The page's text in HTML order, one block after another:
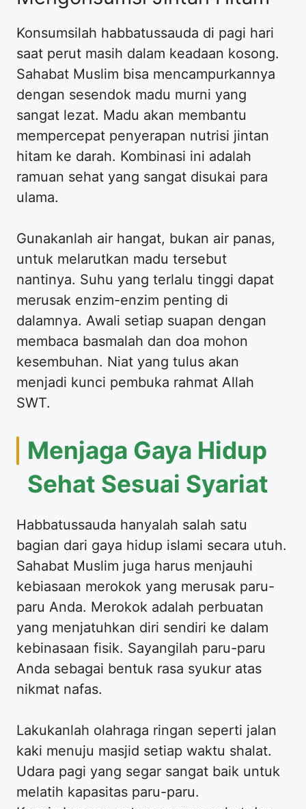
Konsumsilah habbatussauda di pagi hari
saat perut masih dalam keadaan kosong.
Sahabat Muslim bisa mencampurkannya
dengan sesendok madu murni yang
sangat lezat. Madu akan membantu
mempercepat penyerapan nutrisi jintan
hitam ke darah. Kombinasi ini adalah
ramuan sehat yang sangat disukai para
ulama.
Gunakanlah air hangat, bukan air panas,
untuk melarutkan madu tersebut
nantinya. Suhu yang terlalu tinggi dapat
merusak enzim-enzim penting di
dalamnya. Awali setiap suapan dengan
membaca basmalah dan doa mohon
kesembuhan. Niat yang tulus akan
menjadi kunci pembuka rahmat Allah
SWT.
Menjaga Gaya Hidup
Sehat Sesuai Syariat
Habbatussauda hanyalah salah satu
bagian dari gaya hidup islami secara utuh.
Sahabat Muslim juga harus menjauhi
kebiasaan merokok yang merusak paru-
paru Anda. Merokok adalah perbuatan
yang menjatuhkan diri sendiri ke dalam
kebinasaan fisik. Sayangilah paru-paru
Anda sebagai bentuk rasa syukur atas
nikmat nafas.
Lakukanlah olahraga ringan seperti jalan
kaki menuju masjid setiap waktu shalat.
Udara pagi yang segar sangat baik untuk
melatih kapasitas paru-paru.